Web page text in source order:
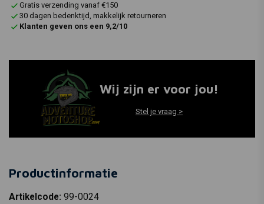
Gratis verzending vanaf €150
30 dagen bedenktijd, makkelijk retourneren
Klanten geven ons een 9,2/10
Wij zijn er voor jou!
Stel je vraag >
Productinformatie
Artikelcode: 99-0024